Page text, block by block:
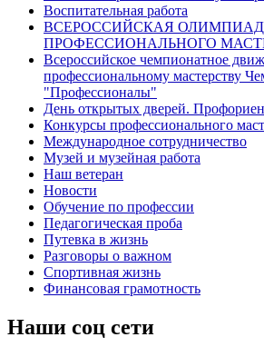
Воспитательная работа
ВСЕРОССИЙСКАЯ
ПРОФЕССИОНАЛЬНОГО
Всероссийское чемпионатное
профессиональному мастерству
"Профессионалы"
День открытых дверей.
Конкурсы профессионального
Международное сотрудничество
Музей и музейная работа
Наш ветеран
Новости
Обучение по профессии
Педагогическая проба
Путевка в жизнь
Разговоры о важном
Спортивная жизнь
Финансовая грамотность
Наши соц сети